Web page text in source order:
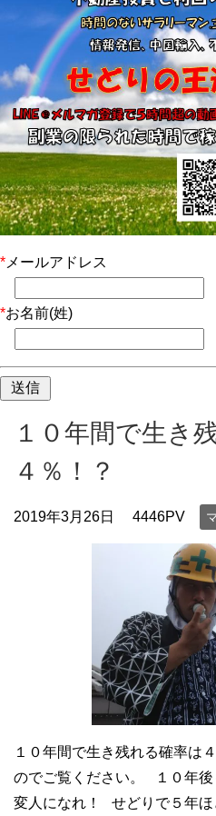
* メールアドレス
*お名前(姓)
１０年間で生き
４％！？
2019年3月26日 4446PV
１０年間で生き残れる確率は
のでご覧ください。 １０年
変人になれ！ せどりで５年ほ